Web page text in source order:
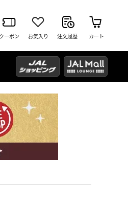
クーポン お気入り 注文履歴 カート